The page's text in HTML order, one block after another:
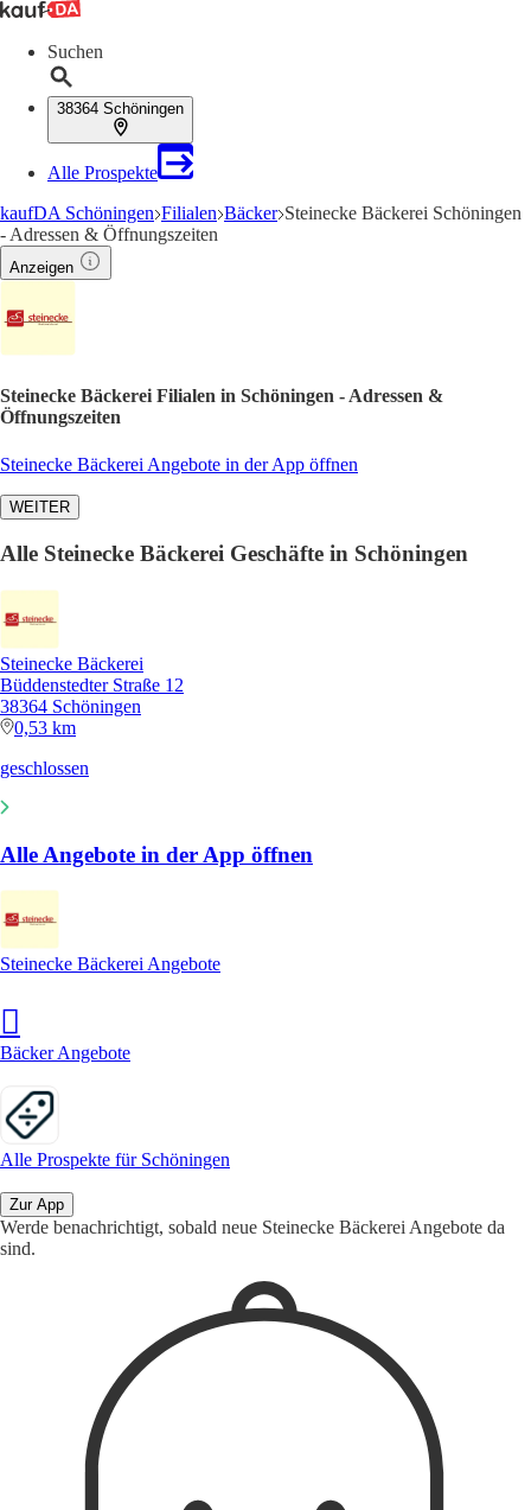
Suchen
38364 Schöningen
Alle Prospekte
kaufDA Schöningen Filialen Bäcker Steinecke Bäckerei Schöningen
- Adressen & Öffnungszeiten
Anzeigen
Steinecke Bäckerei Filialen in Schöningen - Adressen &
Öffnungszeiten
Steinecke Bäckerei Angebote in der App öffnen
WEITER
Alle Steinecke Bäckerei Geschäfte in Schöningen
Steinecke Bäckerei
Büddenstedter Straße 12
38364 Schöningen
0,53 km
geschlossen
Alle Angebote in der App öffnen
Steinecke Bäckerei Angebote
Bäcker Angebote
Alle Prospekte für Schöningen
Zur App
Werde benachrichtigt, sobald neue Steinecke Bäckerei Angebote da
sind.